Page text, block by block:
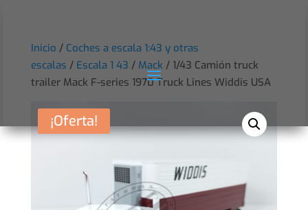
Inicio / Coches a escala 1:43 y otras
escalas / Escala 1 43 / Mack/ 1/43 Camión truck
trailer Mack F-series 1970 Truck Lines Widdis USA
¡Oferta!